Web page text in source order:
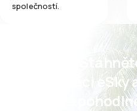
společností.
Psst!
aplikaci
ještě